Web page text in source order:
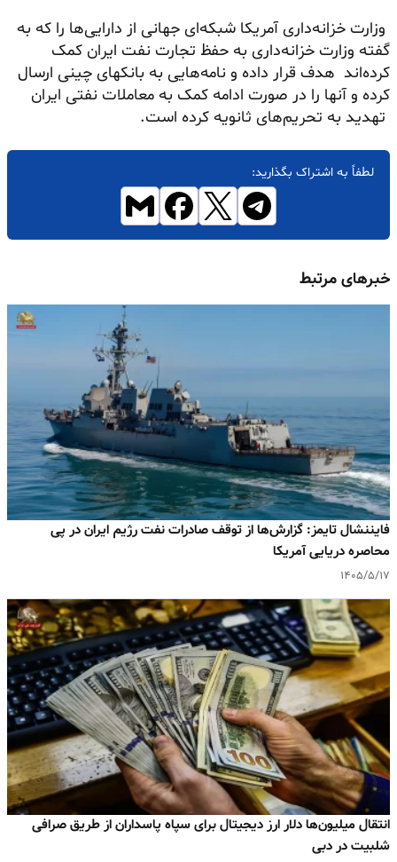
وزارت خزانه‌داری آمریکا شبکه‌‌ای جهانی از دارایی‌ها را که به
گفته وزارت خزانه‌داری به حفظ تجارت نفت ایران کمک
کرده‌اند هدف قرار داده و نامه‌هایی به بانکهای چینی ارسال
کرده و آنها را در صورت ادامه کمک به معاملات نفتی ایران
تهدید به تحریم‌های ثانویه کرده است.
لطفاً به اشتراک بگذارید:
خبرهای مرتبط
فایننشال تایمز: گزارش‌ها از توقف صادرات نفت رژیم ایران در پی
محاصره دریایی آمریکا
۱۴۰۵/۵/۱۷
انتقال میلیون‌ها دلار ارز دیجیتال برای سپاه پاسداران از طریق صرافی
شلبیت در دبی